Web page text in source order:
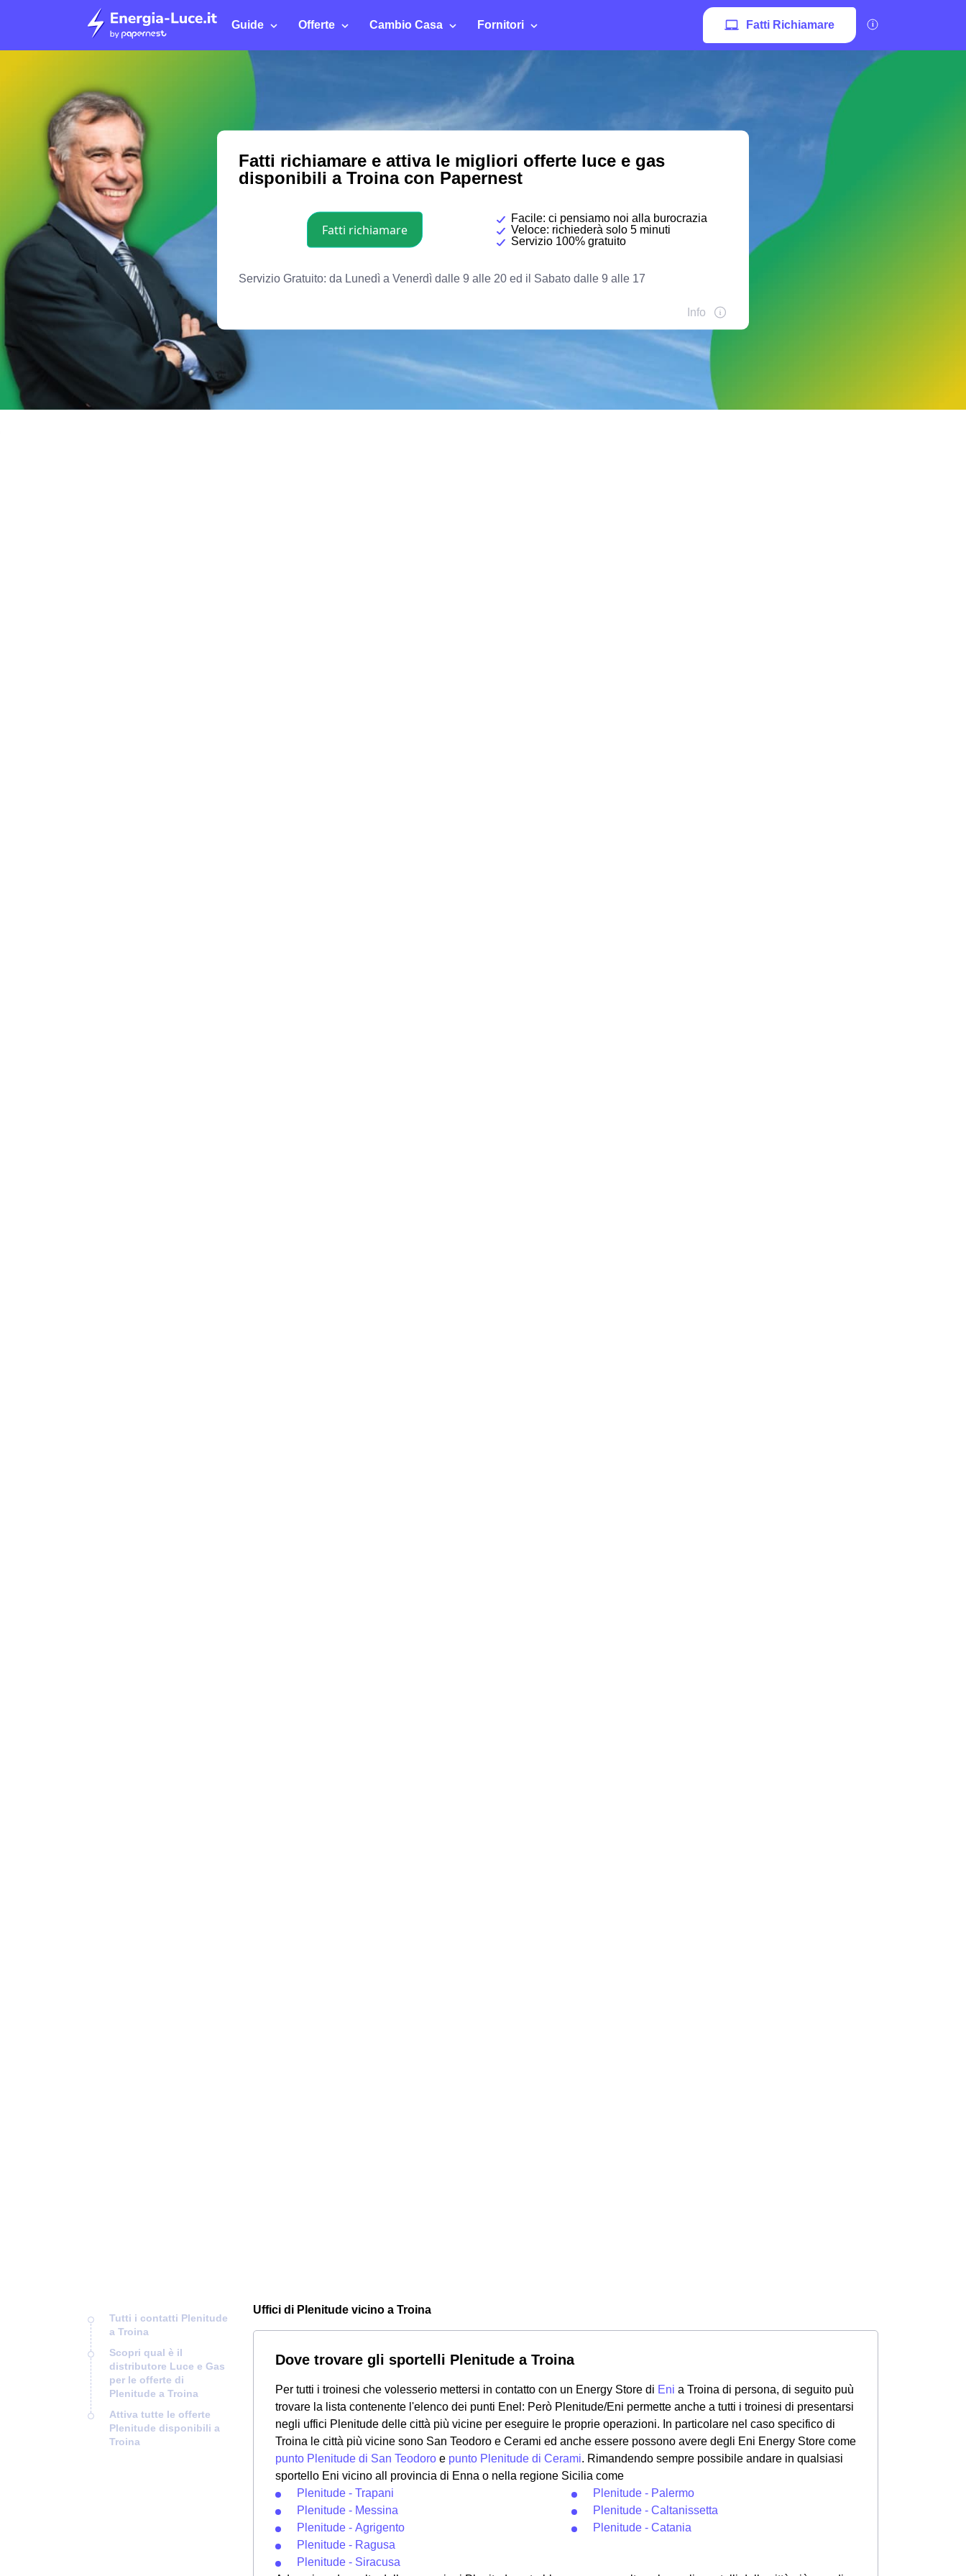
Guide Offerte Cambio Casa Fornitori Fatti Richiamare
Tutti i contatti Plenitude
a Troina
Scopri qual è il
distributore Luce e Gas
per le offerte di
Plenitude a Troina
Attiva tutte le offerte
Plenitude disponibili a
Troina
Uffici di Plenitude vicino a Troina
Dove trovare gli sportelli Plenitude a Troina
Per tutti i troinesi che volesserio mettersi in contatto con un Energy Store di Eni a Troina di persona, di seguito puù
trovare la lista contenente l'elenco dei punti Enel: Però Plenitude/Eni permette anche a tutti i troinesi di presentarsi
negli uffici Plenitude delle città più vicine per eseguire le proprie operazioni. In particolare nel caso specifico di
Troina le città più vicine sono San Teodoro e Cerami ed anche essere possono avere degli Eni Energy Store come
punto Plenitude di San Teodoro e punto Plenitude di Cerami. Rimandendo sempre possibile andare in qualsiasi
sportello Eni vicino all provincia di Enna o nella regione Sicilia come
Plenitude - Trapani
Plenitude - Messina
Plenitude - Agrigento
Plenitude - Ragusa
Plenitude - Siracusa
Plenitude - Palermo
Plenitude - Caltanissetta
Plenitude - Catania